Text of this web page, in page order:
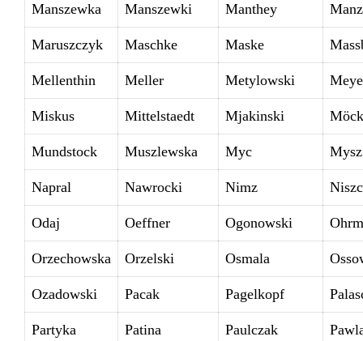
Manszewka Manszewki Manthey Manz
Maruszczyk Maschke Maske
Mellenthin Meller Metylowski
Miskus Mittelstaedt Mjakinski
Mundstock Muszlewska Myc
Napral Nawrocki Nimz
Odaj Oeffner Ogonowski
Orzechowska Orzelski Osmala
Ozadowski Pacak Pagelkopf
Partyka Patina Paulczak